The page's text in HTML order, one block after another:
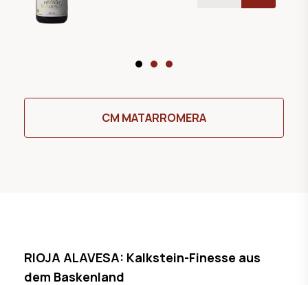
CM MATARROMERA
RIOJA ALAVESA: Kalkstein-Finesse aus
dem Baskenland